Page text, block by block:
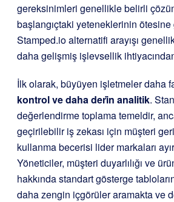
gereksinimleri genellikle belirli
başlangıçtaki yeteneklerinin ötesine
Stamped.io alternatifi arayışı
daha gelişmiş işlevsellik
İlk olarak, büyüyen işletmeler daha
kontrol ve daha deri̇n analitik.
değerlendirme toplama temeldir,
geçirilebilir iş zekası için müşteri
kullanma becerisi lider markaları
Yöneticiler, müşteri duyarlılığı ve
hakkında standart gösterge
daha zengin içgörüler aramakta ve